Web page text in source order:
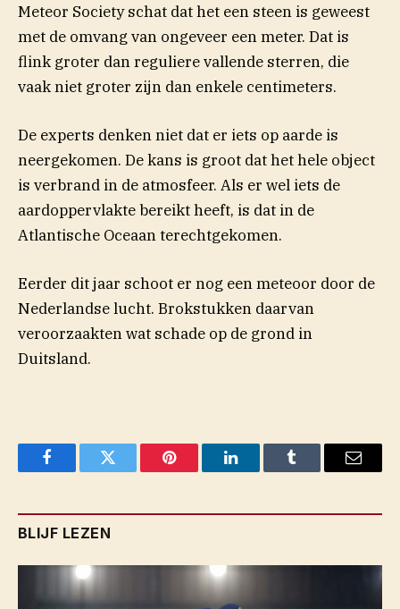
Meteor Society schat dat het een steen is geweest
met de omvang van ongeveer een meter. Dat is
flink groter dan reguliere vallende sterren, die
vaak niet groter zijn dan enkele centimeters.
De experts denken niet dat er iets op aarde is
neergekomen. De kans is groot dat het hele object
is verbrand in de atmosfeer. Als er wel iets de
aardoppervlakte bereikt heeft, is dat in de
Atlantische Oceaan terechtgekomen.
Eerder dit jaar schoot er nog een meteoor door de
Nederlandse lucht. Brokstukken daarvan
veroorzaakten wat schade op de grond in
Duitsland.
FacebookTwitter Pinterest LinkedInTumblr Email
BLIJF LEZEN